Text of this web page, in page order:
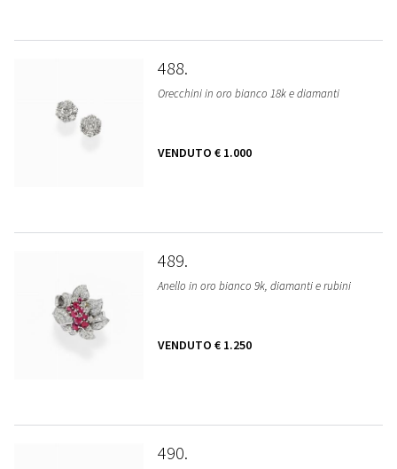
488
Orecchini in oro bianco 18k e diamanti
VENDUTO € 1.000
489
Anello in oro bianco 9k, diamanti e rubini
VENDUTO € 1.250
490